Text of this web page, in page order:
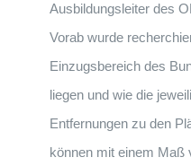
Ausbildungsleiter des
Vorab wurde
Einzugsbereich des
liegen und wie die
Entfernungen zu den
können mit einem Maß